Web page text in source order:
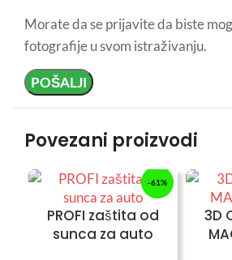
Morate da se prijavite da biste
fotografije u svom istraživanju.
Povezani proizvodi
-61%
PROFI zaštita od
sunca za auto
3D